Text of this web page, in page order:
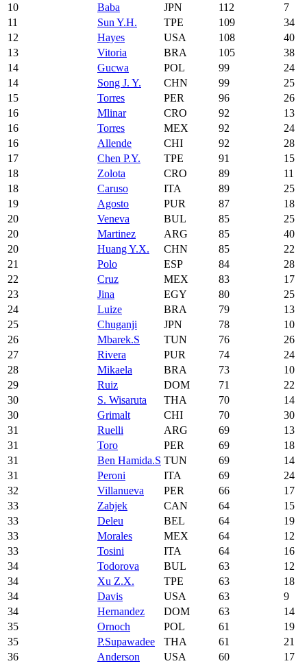
10
Baba JPN 112
7
11
Sun Y.H. TPE 109
34
12
Hayes USA 108
40
13
Vitoria BRA 105
38
14
Gucwa POL 99
24
14
Song J. Y. CHN 99
25
15
Torres PER 96
26
16
Mlinar CRO 92
13
16
Torres MEX 92
24
16
Allende CHI 92
28
17
Chen P.Y. TPE 91
15
18
Zolota CRO 89
11
18
Caruso ITA 89
25
19
Agosto PUR 87
18
20
Veneva BUL 85
25
20
Martinez ARG 85
40
20
Huang Y.X. CHN 85
22
21
Polo ESP 84
28
22
Cruz MEX 83
17
23
Jina EGY 80
25
24
Luize BRA 79
13
25
Chuganji JPN 78
10
26
Mbarek.S TUN 76
26
27
Rivera PUR 74
24
28
Mikaela BRA 73
10
29
Ruiz DOM 71
22
30
S. Wisaruta THA 70
14
30
Grimalt CHI 70
30
31
Ruelli ARG 69
13
31
Toro PER 69
18
31
Ben Hamida.S TUN 69
14
31
Peroni ITA 69
24
32
Villanueva PER 66
17
33
Zabjek CAN 64
15
33
Deleu BEL 64
19
33
Morales MEX 64
12
33
Tosini ITA 64
16
34
Todorova BUL 63
12
34
Xu Z.X. TPE 63
18
34
Davis USA 63
9
34
Hernandez DOM 63
14
35
Ornoch POL 61
19
35
P.Supawadee THA 61
21
36
Anderson USA 60
17